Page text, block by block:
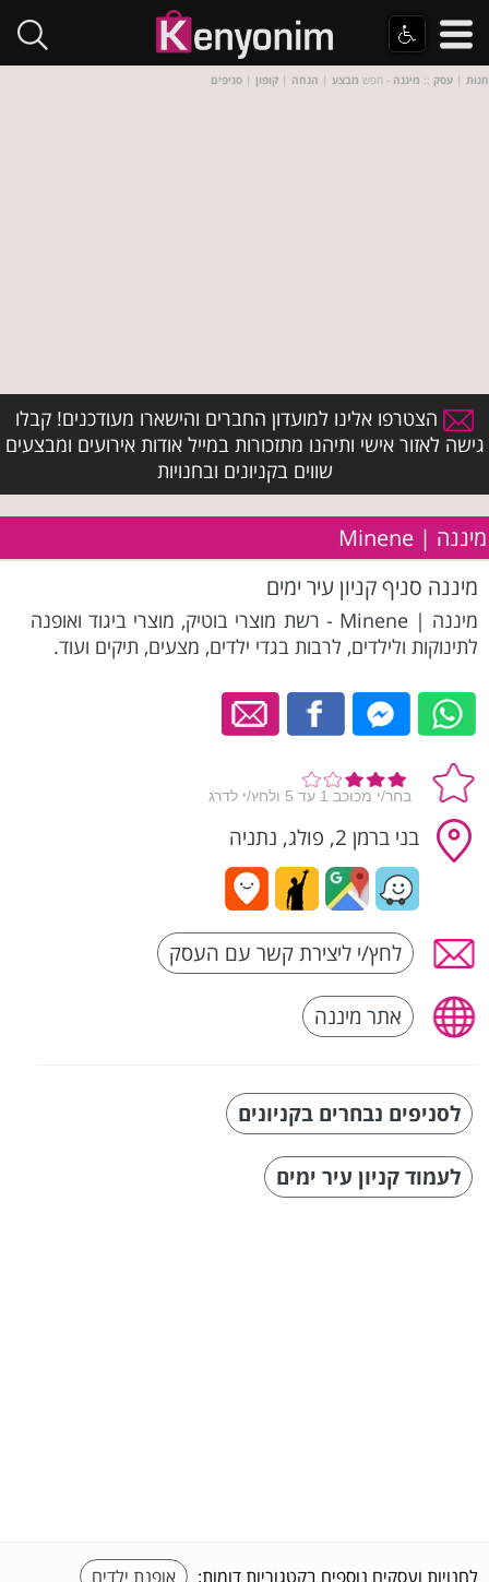
חנות | עסק :: מיננה - חפש מבצע | הנחה | קופון | סניפים
הצטרפו אלינו למועדון החברים והישארו מעודכנים! קבלו
גישה לאזור אישי ותיהנו מתזכורות במייל אודות אירועים ומבצעים
שווים בקניונים ובחנויות
מיננה | Minene
מיננה סניף קניון עיר ימים
מיננה | Minene - רשת מוצרי בוטיק, מוצרי ביגוד ואופנה
לתינוקות ולילדים, לרבות בגדי ילדים, מצעים, תיקים ועוד.
בני ברמן 2, פולג, נתניה
לחץ/י ליצירת קשר עם העסק
אתר מיננה
לסניפים נבחרים בקניונים
לעמוד קניון עיר ימים
לחנויות ועסקים נוספים בקטגוריות דומות:
אופנת ילדים